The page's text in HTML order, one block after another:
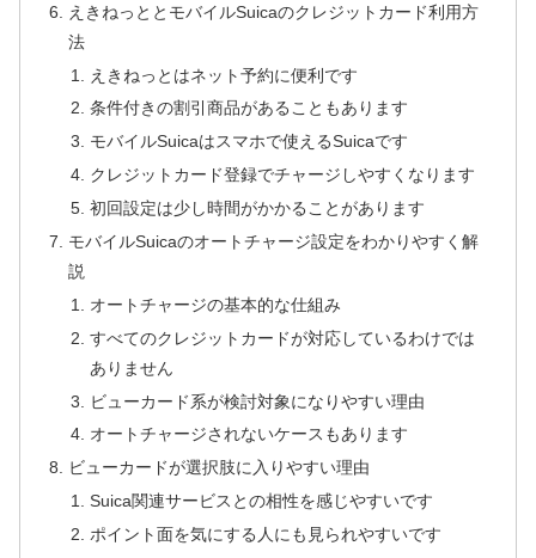
えきねっととモバイルSuicaのクレジットカード利用方
法
えきねっとはネット予約に便利です
条件付きの割引商品があることもあります
モバイルSuicaはスマホで使えるSuicaです
クレジットカード登録でチャージしやすくなります
初回設定は少し時間がかかることがあります
モバイルSuicaのオートチャージ設定をわかりやすく解
説
オートチャージの基本的な仕組み
すべてのクレジットカードが対応しているわけでは
ありません
ビューカード系が検討対象になりやすい理由
オートチャージされないケースもあります
ビューカードが選択肢に入りやすい理由
Suica関連サービスとの相性を感じやすいです
ポイント面を気にする人にも見られやすいです